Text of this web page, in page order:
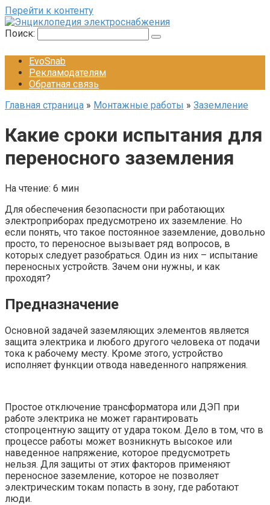
Перейти к контенту
Поиск:
EvoSnab
Рекламодателям
Обратная связь
Главная страница » Монтажные работы » Заземление
Какие сроки испытания для
переносного заземления
На чтение: 6 мин
Для обеспечения безопасности при работающих
электроприборах предусмотрено их заземление. Но
если понять, что такое постоянное заземление, довольно
просто, то переносное вызывает ряд вопросов, в
которых следует разобраться. Один из них – испытание
переносных устройств. Зачем они нужны, и как
проходят?
Предназначение
Основной задачей заземляющих элементов является
защита электрика и любого другого человека от подачи
тока к рабочему месту. Кроме этого, устройство
исполняет функции отвода наведенного напряжения.
Простое отключение трансформатора или ДЭП при
работе электрика не может гарантировать
стопроцентную защиту от удара током. Дело в том, что в
процессе работы может возникнуть высокое или
наведенное напряжение, которое предусмотреть
нельзя. Для защиты от этих факторов применяют
переносное заземление, которое не позволяет
электрическим токам попасть в зону, где работают
люди.